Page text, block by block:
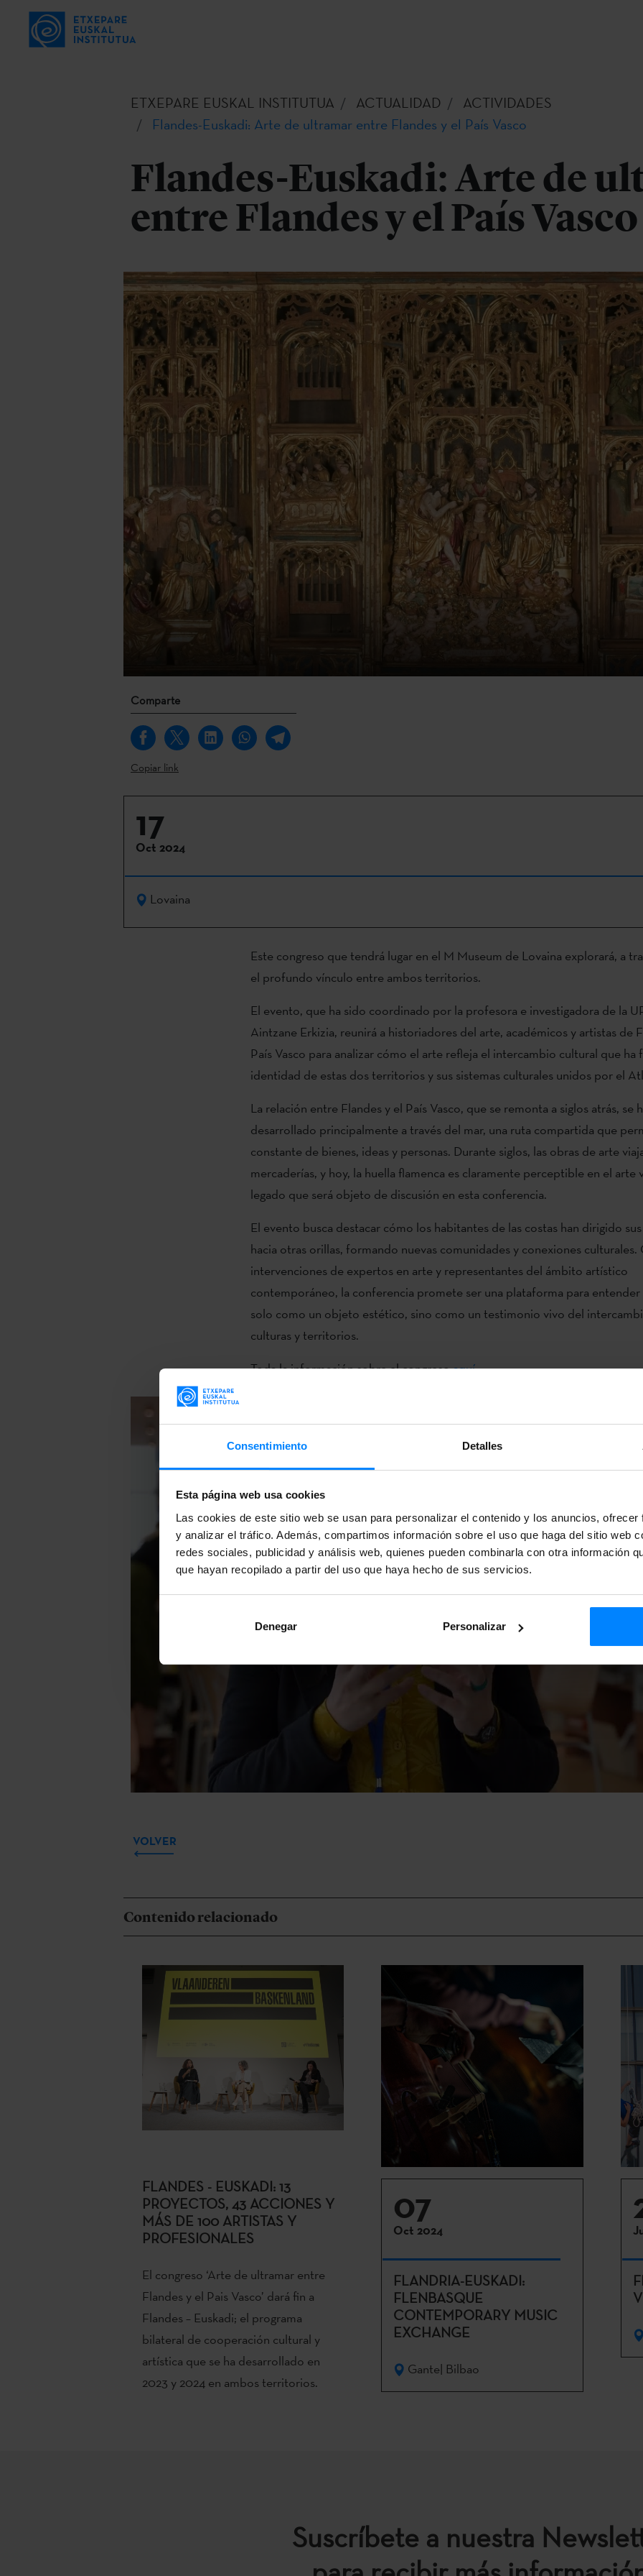
Consentimiento Detalles
Esta página web usa cookies
Las cookies de este sitio web se usan para personalizar el contenido y los anuncios,
y analizar el tráfico. Además, compartimos información sobre el uso que haga del sitio web
redes sociales, publicidad y análisis web, quienes pueden combinarla con otra información
que hayan recopilado a partir del uso que haya hecho de sus servicios.
Denegar Personalizar
ETXEPARE EUSKAL INSTITUTUA ACTUALIDAD
ACTIVIDADES
Flandes-Euskadi: Arte de ultramar entre Flandes y el País Vasco
Flandes-Euskadi: Arte de
entre Flandes y el País Vasco
Comparte
Copiar link
17
Oct 2024
Lovaina
Este congreso que tendrá lugar en el M Museum de Lovaina explorará, a
el profundo vínculo entre ambos territorios.
El evento, que ha sido coordinado por la profesora e investigadora de la
Aintzane Erkizia, reunirá a historiadores del arte, académicos y artistas de
País Vasco para analizar cómo el arte refleja el intercambio cultural que ha
identidad de estas dos territorios y sus sistemas culturales unidos por el
La relación entre Flandes y el País Vasco, que se remonta a siglos atrás, se
desarrollado principalmente a través del mar, una ruta compartida que
constante de bienes, ideas y personas. Durante siglos, las obras de arte
mercaderías, y hoy, la huella flamenca es claramente perceptible en el arte
legado que será objeto de discusión en esta conferencia.
El evento busca destacar cómo los habitantes de las costas han dirigido
hacia otras orillas, formando nuevas comunidades y conexiones culturales.
intervenciones de expertos en arte y representantes del ámbito artístico
contemporáneo, la conferencia promete ser una plataforma para
solo como un objeto estético, sino como un testimonio vivo del
culturas y territorios.
Toda la información sobre el congresoaquí.
VOLVER
Contenido relacionado
FLANDES - EUSKADI: 13
PROYECTOS, 43 ACCIONES Y
MÁS DE 100 ARTISTAS Y
PROFESIONALES
El congreso ‘Arte de ultramar entre
Flandes y el Pais Vasco’ dará fin a
Flandes – Euskadi; el programa
bilateral de cooperación cultural y
artística que se ha desarrollado en
2023 y 2024 en ambos territorios.
07
Oct 2024
FLANDRIA-EUSKADI:
FLENBASQUE
CONTEMPORARY MUSIC
EXCHANGE
Gante| Bilbao
Suscríbete a nuestra